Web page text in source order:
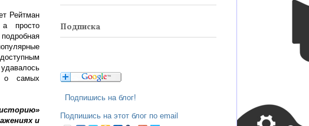
Рейтман
просто
о самых
и
Подписка
Подпишись на блог!
Подпишись на этот блог по email